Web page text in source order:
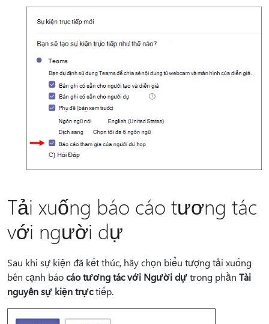
Tải xuống báo cáo tương tác
với người dự
Sau khi sự kiện đã kết thúc, hãy chọn biểu tượng tải xuống
bên cạnh báocáo tương tác với Người dựtrong phần Tài
nguyên sự kiện trựctiếp.